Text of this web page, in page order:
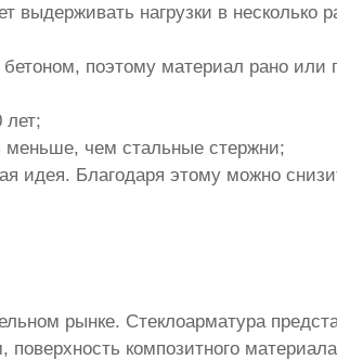
выдерживать нагрузки в
поэтому материал рано или
лет;
меньше, чем стальные стержни;
идея. Благодаря этому можно
рынке. Стеклоарматура
композитного